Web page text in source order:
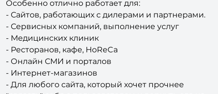
Особенно отлично работает для:
- Сайтов, работающих с дилерами и партнерами.
- Сервисных компаний, выполнение услуг
- Медицинских клиник
- Ресторанов, кафе, HoReCa
- Онлайн СМИ и порталов
- Интернет-магазинов